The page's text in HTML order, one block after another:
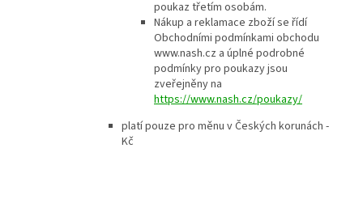
poukaz třetím osobám.
Nákup a reklamace zboží se řídí
Obchodními podmínkami obchodu
www.nash.cz a úplné podrobné
podmínky pro poukazy jsou
zveřejněny na
https://www.nash.cz/poukazy/
platí pouze pro měnu v Českých korunách -
Kč